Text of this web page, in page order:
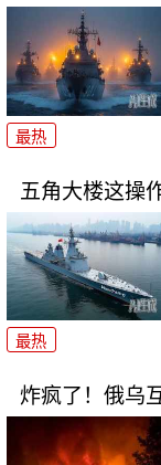
最热
五角大楼这操
最热
炸疯了！俄乌